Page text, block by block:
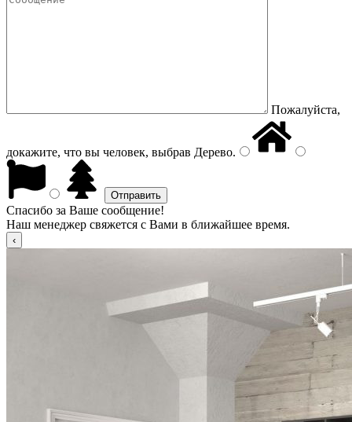
Пожалуйста,
докажите, что вы человек, выбрав Дерево.
Спасибо за Ваше сообщение!
Наш менеджер свяжется с Вами в ближайшее время.